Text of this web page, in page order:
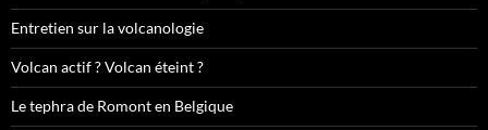
Entretien sur la volcanologie
Volcan actif ? Volcan éteint ?
Le tephra de Romont en Belgique